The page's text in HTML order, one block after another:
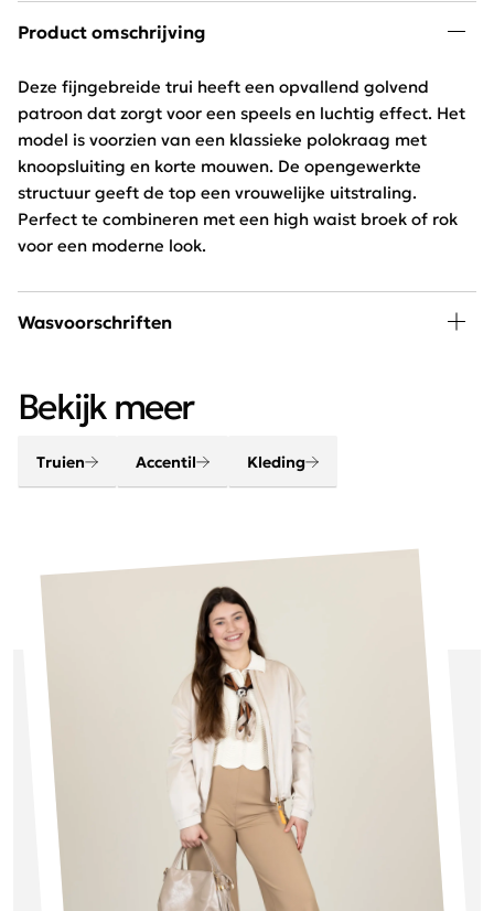
Product omschrijving
Deze fijngebreide trui heeft een opvallend golvend
patroon dat zorgt voor een speels en luchtig effect. Het
model is voorzien van een klassieke polokraag met
knoopsluiting en korte mouwen. De opengewerkte
structuur geeft de top een vrouwelijke uitstraling.
Perfect te combineren met een high waist broek of rok
voor een moderne look.
Wasvoorschriften
Bekijk meer
Truien Accentil Kleding